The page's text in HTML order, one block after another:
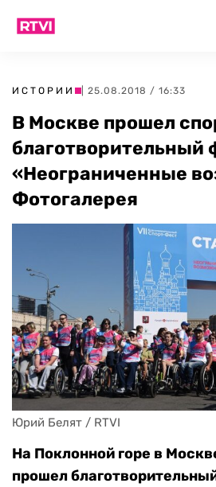
ИСТОРИИ | 25.08.2018 / 16:33
В Москве прошел
благотворительный
«Неограниченные
Фотогалерея
Юрий Белят / RTVI
На Поклонной горе в
прошел